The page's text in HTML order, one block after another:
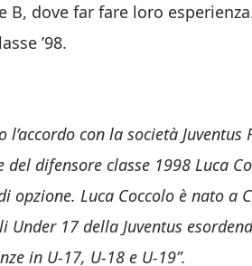
dove far fare loro
’98.
l’accordo con la società
difensore classe 1998 Luca
Luca Coccolo è nato a
17 della Juventus
in U-17, U-18 e U-19”.